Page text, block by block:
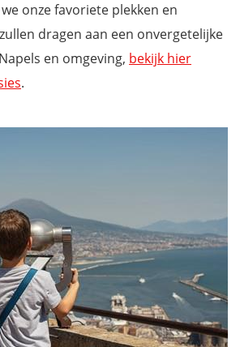
onze favoriete plekken en
dragen aan een onvergetelijke
en omgeving, bekijk hier
.